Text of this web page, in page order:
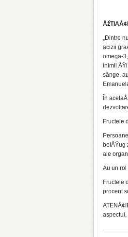
„Dintre
acizii
omega-
inimii
sânge,
În
Fructele
belÅŸug
ale
Au un
Fructele
procent
aspectul,